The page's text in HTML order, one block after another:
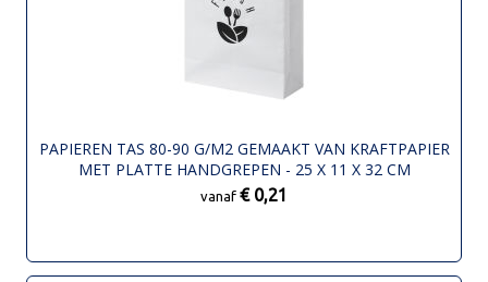
PAPIEREN TAS 80-90 G/M2 GEMAAKT VAN KRAFTPAPIER
MET PLATTE HANDGREPEN - 25 X 11 X 32 CM
vanaf € 0,21